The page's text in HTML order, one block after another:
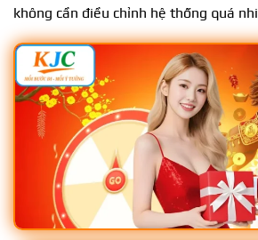
không cần điều chỉnh hệ thống quá